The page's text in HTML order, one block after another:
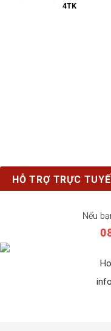
4TK
HỖ TRỢ TRỰC
Nếu